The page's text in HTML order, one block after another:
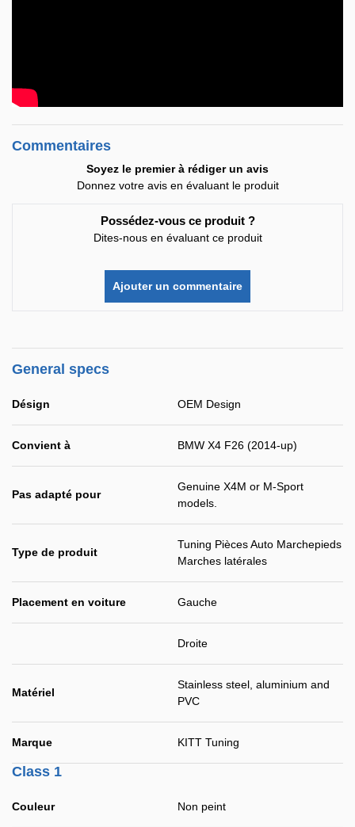
Commentaires
Soyez le premier à rédiger un avis
Donnez votre avis en évaluant le produit
Possédez-vous ce produit ?
Dites-nous en évaluant ce produit
Ajouter un commentaire
General specs
Désign OEM Design
Convient à BMW X4 F26 (2014-up)
Pas adapté pour
Genuine X4M or M-Sport
models.
Type de produit
Tuning Pièces Auto Marchepieds
Marches latérales
Placement en voiture Gauche
Droite
Matériel
Stainless steel, aluminium and
PVC
Marque KITT Tuning
Class 1
Couleur Non peint